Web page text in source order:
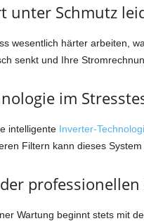
unter Schmutz
wesentlich härter arbeiten,
senkt und Ihre
im
intelligente Inverter-
Filtern kann dieses
Wartung beginnt stets mit